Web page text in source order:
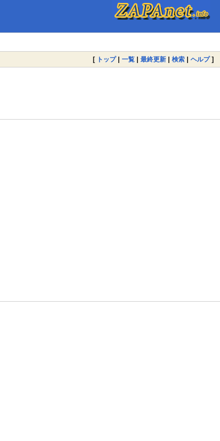
[ トップ| 一覧 | 最終更新 | 検索 | ヘルプ]